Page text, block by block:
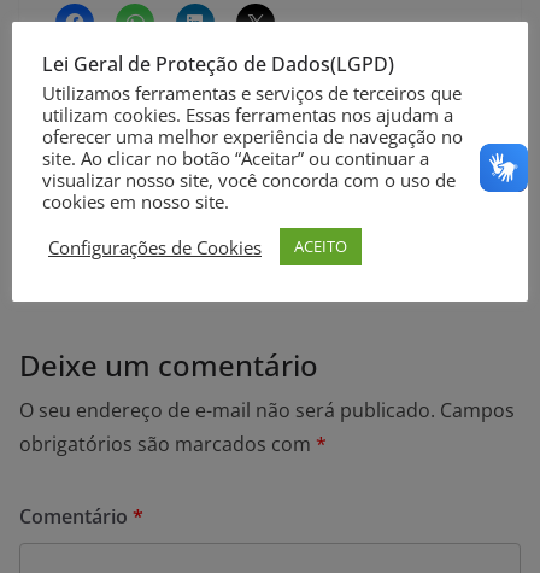
Rio Grande é contemplado com o Acordo de
Cooperação Técnica do Projeto Brasil em Campo
Azul anuncia oito novas rotas regionais no Rio
Deixe um comentário
O seu endereço de e-mail não será publicado. Campos
obrigatórios são marcados com *
Comentário *
Lei Geral de Proteção de Dados(LGPD)
Utilizamos ferramentas e serviços de terceiros que
utilizam cookies. Essas ferramentas nos ajudam a
oferecer uma melhor experiência de navegação no
site. Ao clicar no botão “Aceitar” ou continuar a
visualizar nosso site, você concorda com o uso de
cookies em nosso site.
Configurações de Cookies
ACEITO